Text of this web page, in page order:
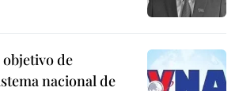
de
nacional de